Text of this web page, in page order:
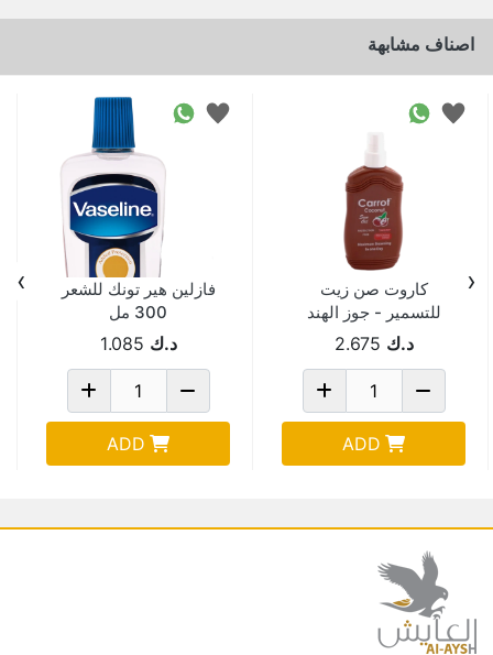
اصناف مشابهة
كاروت صن زيت
للتسمير - جوز الهند
200 ملد.ك 2.675
ADD
فازلين هير تونك للشعر
300 مل
د.ك 1.085
ADD
‹
›